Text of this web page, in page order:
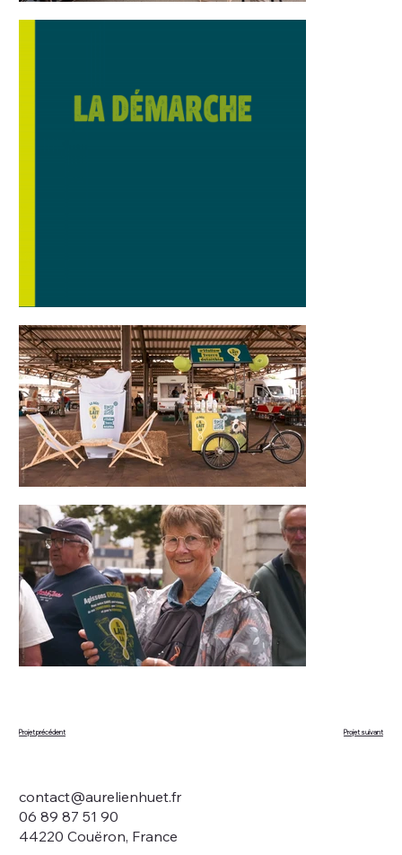
Projet précédent Projet suivant
contact@aurelienhuet.fr
06 89 87 51 90
44220 Couëron, France